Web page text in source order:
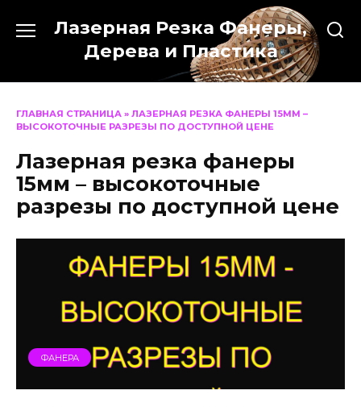
содержанию
Лазерная Резка Фанеры,
Дерева и Пластика
ГЛАВНАЯ СТРАНИЦА » ЛАЗЕРНАЯ РЕЗКА ФАНЕРЫ 15ММ –
ВЫСОКОТОЧНЫЕ РАЗРЕЗЫ ПО ДОСТУПНОЙ ЦЕНЕ
Лазерная резка фанеры
15мм – высокоточные
разрезы по доступной цене
ФАНЕРА